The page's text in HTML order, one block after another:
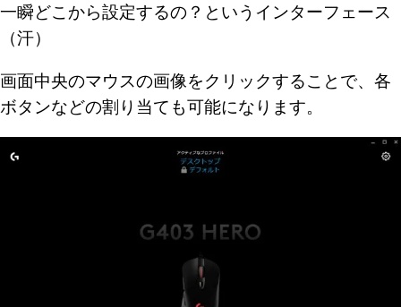
一瞬どこから設定するの？というインターフェース
（汗）
画面中央のマウスの画像をクリックすることで、各
ボタンなどの割り当ても可能になります。